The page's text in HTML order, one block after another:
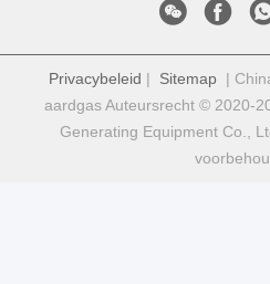
Privacybeleid | Sitemap|
aardgas Auteursrecht © 2020-
Generating Equipment Co.,